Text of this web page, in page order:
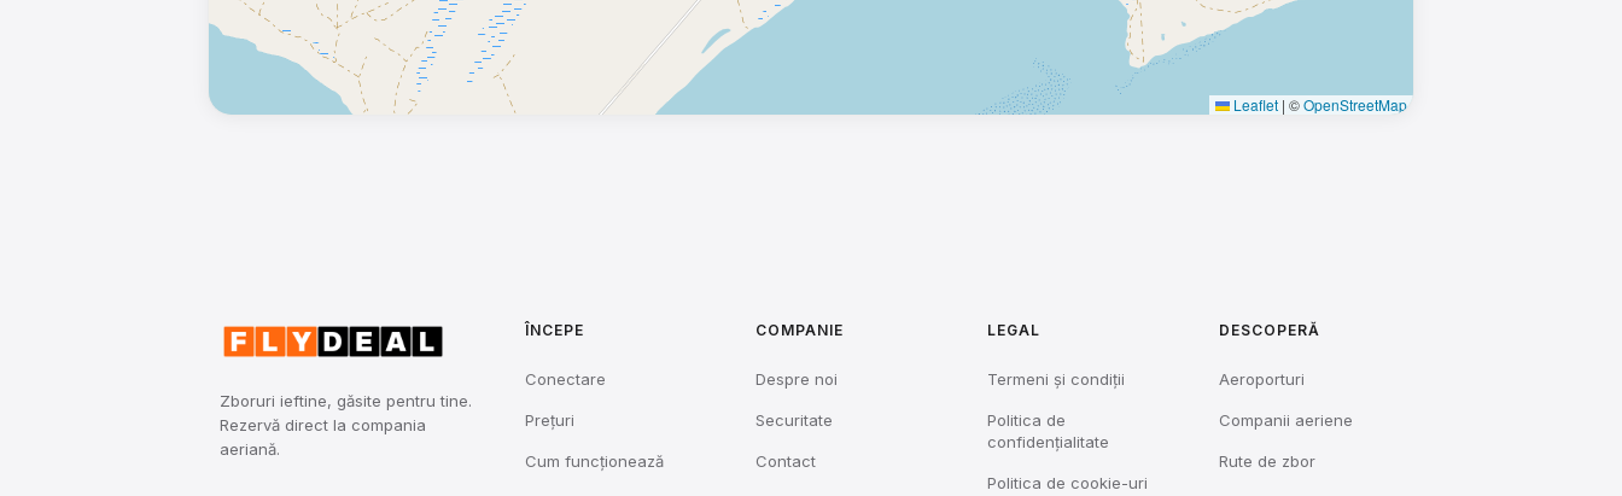
Leaflet | ©OpenStreetMap
Zboruri ieftine, găsite pentru tine.
Rezervă direct la compania
aeriană.
ÎNCEPE
Conectare
Prețuri
Cum funcționează
COMPANIE
Despre noi
Securitate
Contact
LEGAL
Termeni și condiții
Politica de
confidențialitate
Politica de cookie-uri
DESCOPERĂ
Aeroporturi
Companii aeriene
Rute de zbor